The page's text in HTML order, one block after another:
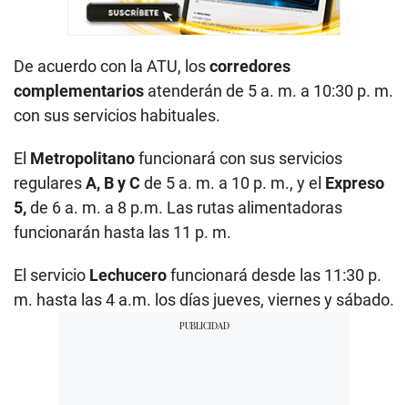
De acuerdo con la ATU, loscorredores
complementarios atenderán de 5 a. m. a 10:30 p. m.
con sus servicios habituales.
El Metropolitanofuncionará con sus servicios
regularesA, B y C de 5 a. m. a 10 p. m., y el Expreso
5,de 6 a. m. a 8 p.m. Las rutas alimentadoras
funcionarán hasta las 11 p. m.
El servicio Lechucerofuncionará desde las 11:30 p.
m. hasta las 4 a.m. los días jueves, viernes y sábado.